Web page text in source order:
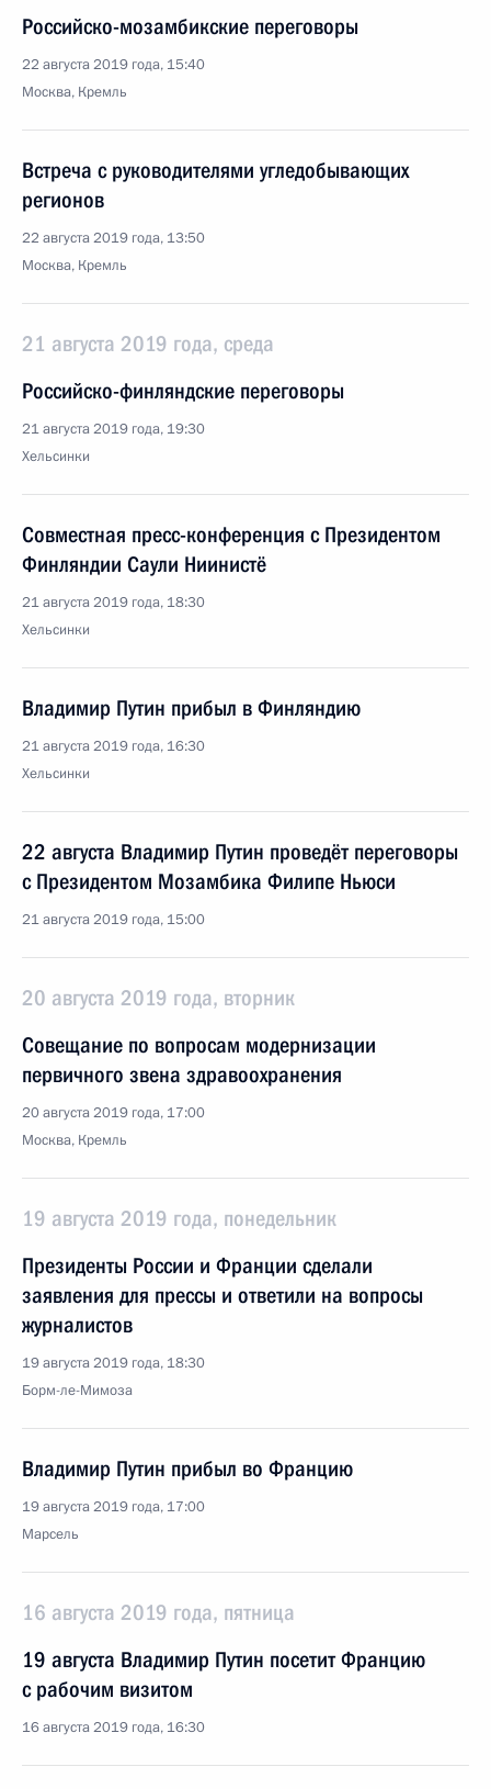
Российско-мозамбикские переговоры
22 августа 2019 года, 15:40
Москва, Кремль
Встреча с руководителями угледобывающих
регионов
22 августа 2019 года, 13:50
Москва, Кремль
21 августа 2019 года, среда
Российско-финляндские переговоры
21 августа 2019 года, 19:30
Хельсинки
Совместная пресс-конференция с Президентом
Финляндии Саули Ниинистё
21 августа 2019 года, 18:30
Хельсинки
Владимир Путин прибыл в Финляндию
21 августа 2019 года, 16:30
Хельсинки
22 августа Владимир Путин проведёт переговоры
с Президентом Мозамбика Филипе Ньюси
21 августа 2019 года, 15:00
20 августа 2019 года, вторник
Совещание по вопросам модернизации
первичного звена здравоохранения
20 августа 2019 года, 17:00
Москва, Кремль
19 августа 2019 года, понедельник
Президенты России и Франции сделали
заявления для прессы и ответили на вопросы
журналистов
19 августа 2019 года, 18:30
Борм-ле-Мимоза
Владимир Путин прибыл во Францию
19 августа 2019 года, 17:00
Марсель
16 августа 2019 года, пятница
19 августа Владимир Путин посетит Францию
с рабочим визитом
16 августа 2019 года, 16:30